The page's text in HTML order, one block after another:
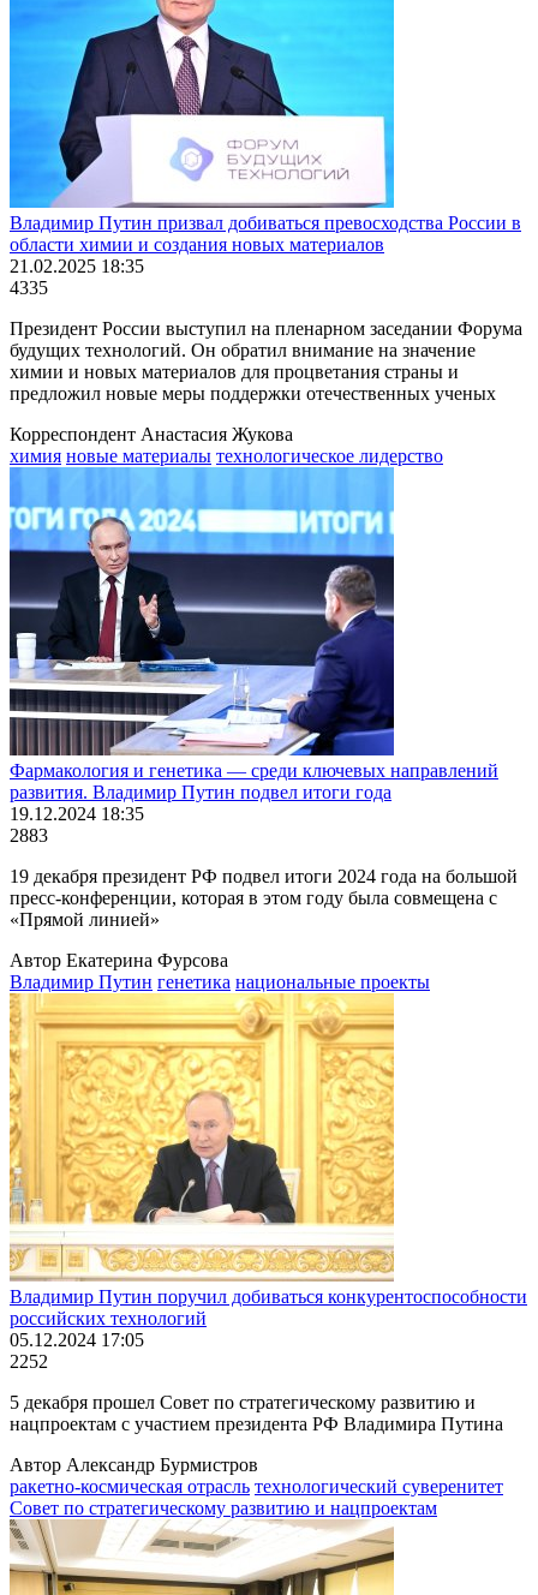
Владимир Путин призвал добиваться превосходства России в
области химии и создания новых материалов
21.02.2025 18:35
4335
Президент России выступил на пленарном заседании Форума
будущих технологий. Он обратил внимание на значение
химии и новых материалов для процветания страны и
предложил новые меры поддержки отечественных ученых
Корреспондент Анастасия Жукова
химия новые материалы технологическое лидерство
Фармакология и генетика — среди ключевых направлений
развития. Владимир Путин подвел итоги года
19.12.2024 18:35
2883
19 декабря президент РФ подвел итоги 2024 года на большой
пресс-конференции, которая в этом году была совмещена с
«Прямой линией»
Автор Екатерина Фурсова
Владимир Путин генетика национальные проекты
Владимир Путин поручил добиваться конкурентоспособности
российских технологий
05.12.2024 17:05
2252
5 декабря прошел Совет по стратегическому развитию и
нацпроектам с участием президента РФ Владимира Путина
Автор Александр Бурмистров
ракетно-космическая отрасль технологический суверенитет
Совет по стратегическому развитию и нацпроектам